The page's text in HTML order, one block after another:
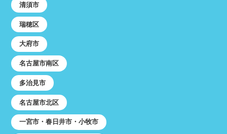
清須市
瑞穂区
大府市
名古屋市南区
多治見市
名古屋市北区
一宮市・春日井市・小牧市